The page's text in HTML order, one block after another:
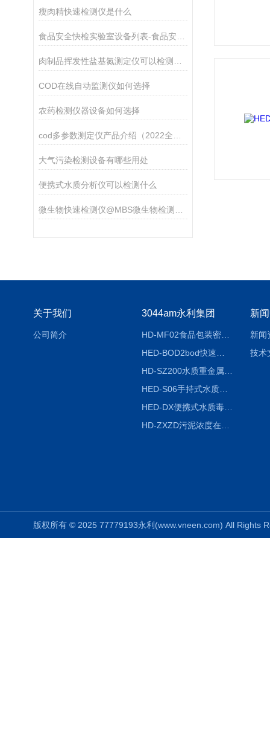
瘦肉精快速检测仪是什么
食品安全快检实验室设备列表-食品安全快检实验室设备列表
COD在线自动监测仪如何选择
农药检测仪器设备如何选择
大气污染检测设备有哪些用处
便携式水质分析仪可以检测什么
关于我们
公司简介
3044am永利集团
HD-MF02食品包装密封性检测仪
HED-S06手持式水质检测仪
HED-DX便携式水质毒性快速检测仪
HD-ZXZD污泥浓度在线监测仪
新
新闻
技术
版权所有 © 2025 77779193永利(www.vneen.com) All